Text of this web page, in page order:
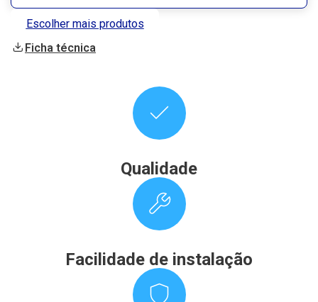
Escolher mais produtos
Ficha técnica
Qualidade
Facilidade de instalação